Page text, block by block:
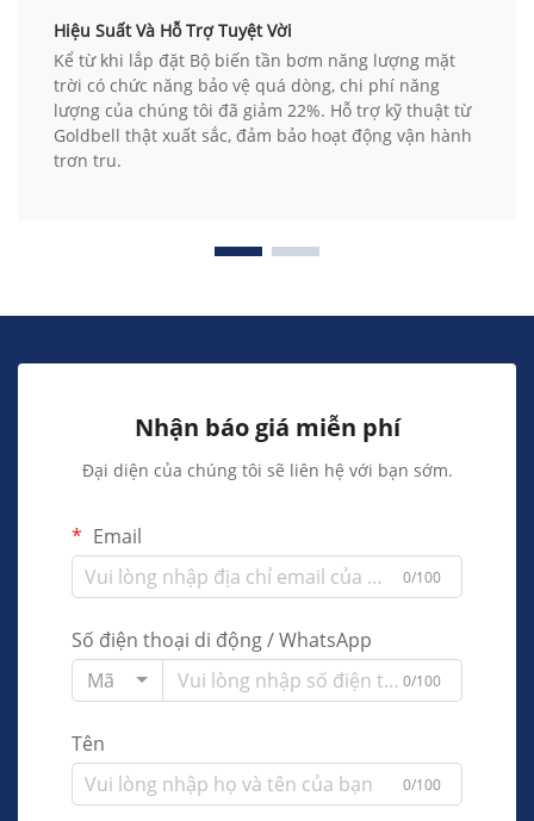
Hiệu Suất Và Hỗ Trợ Tuyệt Vời
Kể từ khi lắp đặt Bộ biến tần bơm năng lượng mặt
trời có chức năng bảo vệ quá dòng, chi phí năng
lượng của chúng tôi đã giảm 22%. Hỗ trợ kỹ thuật từ
Goldbell thật xuất sắc, đảm bảo hoạt động vận hành
trơn tru.
Nhận báo giá miễn phí
Đại diện của chúng tôi sẽ liên hệ với bạn sớm.
Email
0/100
Số điện thoại di động / WhatsApp
Mã
0/100
Tên
0/100